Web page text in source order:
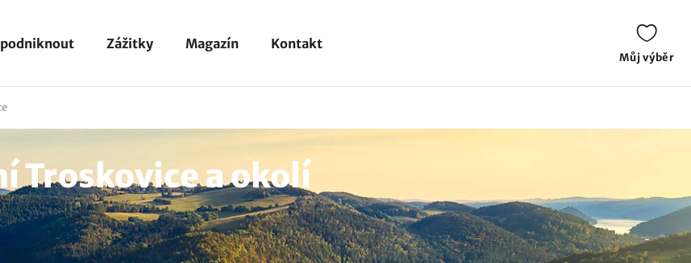
podniknout Zážitky Magazín Kontakt
Můj výběr
Troskovice a okolí